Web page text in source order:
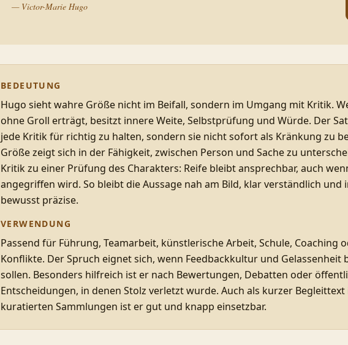
— Victor-Marie Hugo
BEDEUTUNG
Hugo sieht wahre Größe nicht im Beifall, sondern im Umgang mit Kritik.
ohne Groll erträgt, besitzt innere Weite, Selbstprüfung und Würde. Der
jede Kritik für richtig zu halten, sondern sie nicht sofort als Kränkung zu
Größe zeigt sich in der Fähigkeit, zwischen Person und Sache zu
Kritik zu einer Prüfung des Charakters: Reife bleibt ansprechbar, auch
angegriffen wird. So bleibt die Aussage nah am Bild, klar verständlich und
bewusst präzise.
VERWENDUNG
Passend für Führung, Teamarbeit, künstlerische Arbeit, Schule, Coaching
Konflikte. Der Spruch eignet sich, wenn Feedbackkultur und Gelassenheit
sollen. Besonders hilfreich ist er nach Bewertungen, Debatten oder
Entscheidungen, in denen Stolz verletzt wurde. Auch als kurzer
kuratierten Sammlungen ist er gut und knapp einsetzbar.